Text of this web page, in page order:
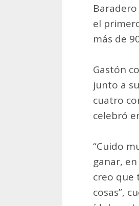
el
más de
Gastón
junto a
cuatro
celebró
“Cuido
ganar,
creo que
cosas”,